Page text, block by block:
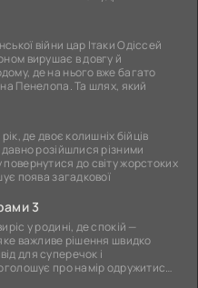
війни цар Ітаки Одіссей
вирушає в довгу й
де на нього вже багато
Пенелопа. Та шлях, який
де двоє колишніх бійців
розійшлися різними
до світу жорстоких
поява загадкової
3
у родині, де спокій —
важливе рішення швидко
для суперечок і
про намір одружитися,